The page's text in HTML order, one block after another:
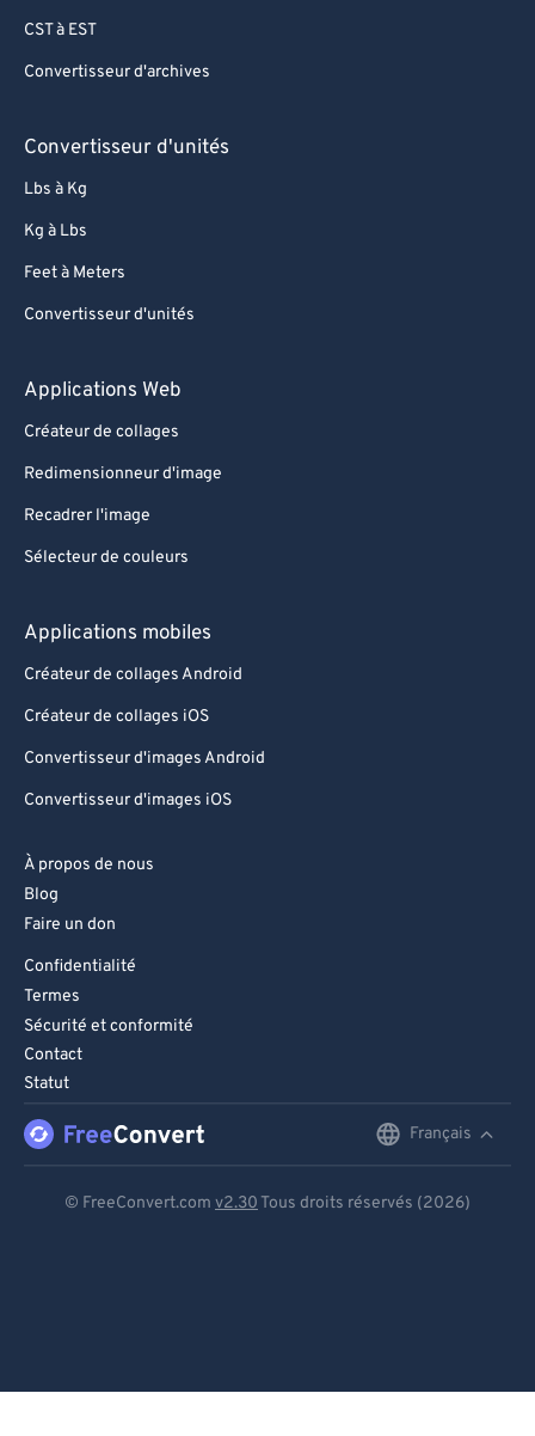
CST à EST
Convertisseur d'archives
Convertisseur d'unités
Lbs à Kg
Kg à Lbs
Feet à Meters
Convertisseur d'unités
Applications Web
Créateur de collages
Redimensionneur d'image
Recadrer l'image
Sélecteur de couleurs
Applications mobiles
Créateur de collages Android
Créateur de collages iOS
Convertisseur d'images Android
Convertisseur d'images iOS
À propos de nous
Blog
Faire un don
Confidentialité
Termes
Sécurité et conformité
Contact
Statut
Français
© FreeConvert.com v2.30 Tous droits réservés (2026)